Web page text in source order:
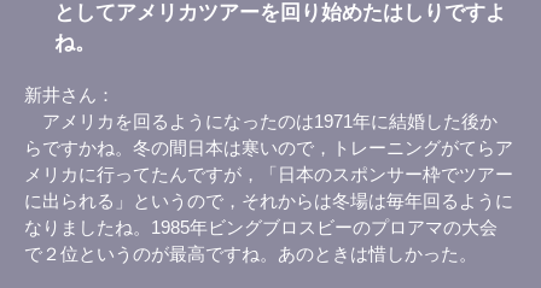
としてアメリカツアーを回り始めたはしりですよ
ね。
新井さん
アメリカを回るようになったのは1971年に結婚した後か
らですかね。冬の間日本は寒いので，トレーニングがてらア
メリカに行ってたんですが，「日本のスポンサー枠でツアー
に出られる」というので，それからは冬場は毎年回るように
なりましたね。1985年ビングブロスビーのプロアマの大会
で２位というのが最高ですね。あのときは惜しかった。